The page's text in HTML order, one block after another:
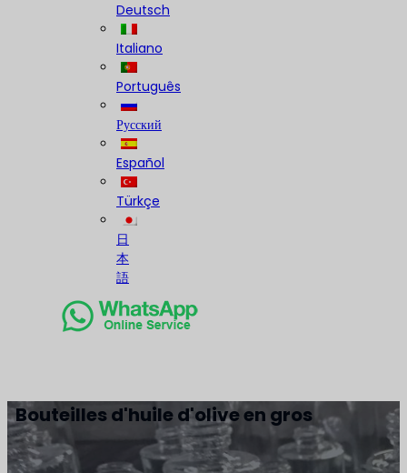
Deutsch
Italiano
Português
Русский
Español
Türkçe
日
本
語
Bouteilles d'huile d'olive en gros